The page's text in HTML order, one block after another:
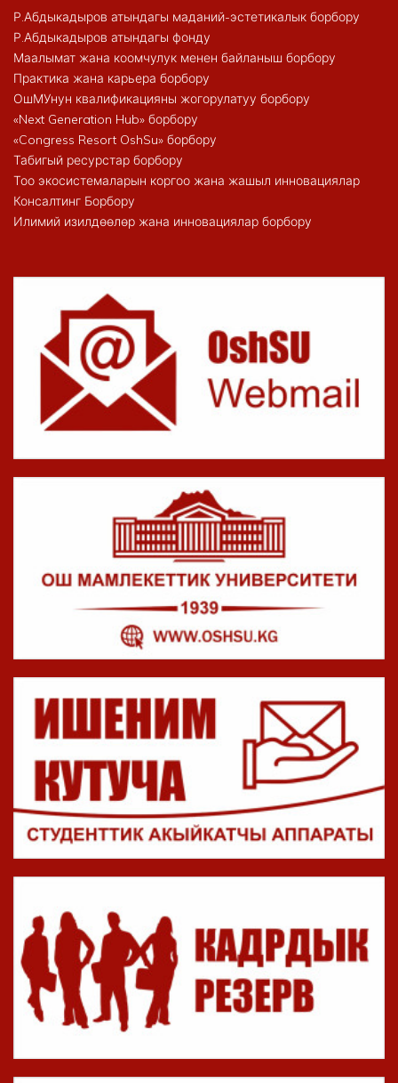
Р.Абдыкадыров атындагы маданий-эстетикалык борбору
Р.Абдыкадыров атындагы фонду
Маалымат жана коомчулук менен байланыш борбору
Практика жана карьера борбору
ОшМУнун квалификацияны жогорулатуу борбору
«Next Generation Hub» борбору
«Congress Resort OshSu» борбору
Табигый ресурстар борбору
Тоо экосистемаларын коргоо жана жашыл инновациялар
Консалтинг Борбору
Илимий изилдөөлөр жана инновациялар борбору